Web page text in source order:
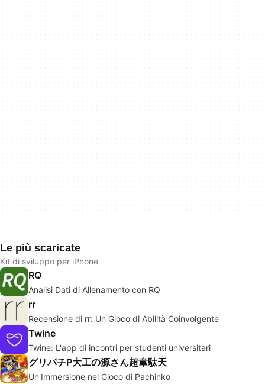
Le più scaricate
Kit di sviluppo per iPhone
RQ
Analisi Dati di Allenamento con RQ
rr
Recensione di rr: Un Gioco di Abilità Coinvolgente
Twine
Twine: L'app di incontri per studenti universitari
グリパチP大工の源さん超韋駄天
Un'Immersione nel Gioco di Pachinko